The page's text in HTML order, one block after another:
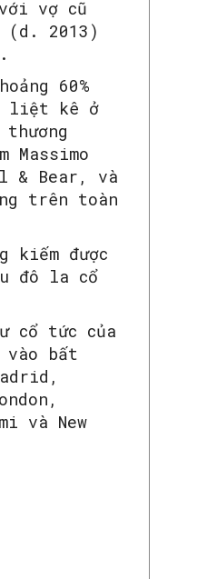
vợ cũ
(d. 2013)
60%
liệt kê ở
Massimo
& Bear, và
trên toàn
kiếm được
đô la cổ
cổ tức của
vào bất
và New